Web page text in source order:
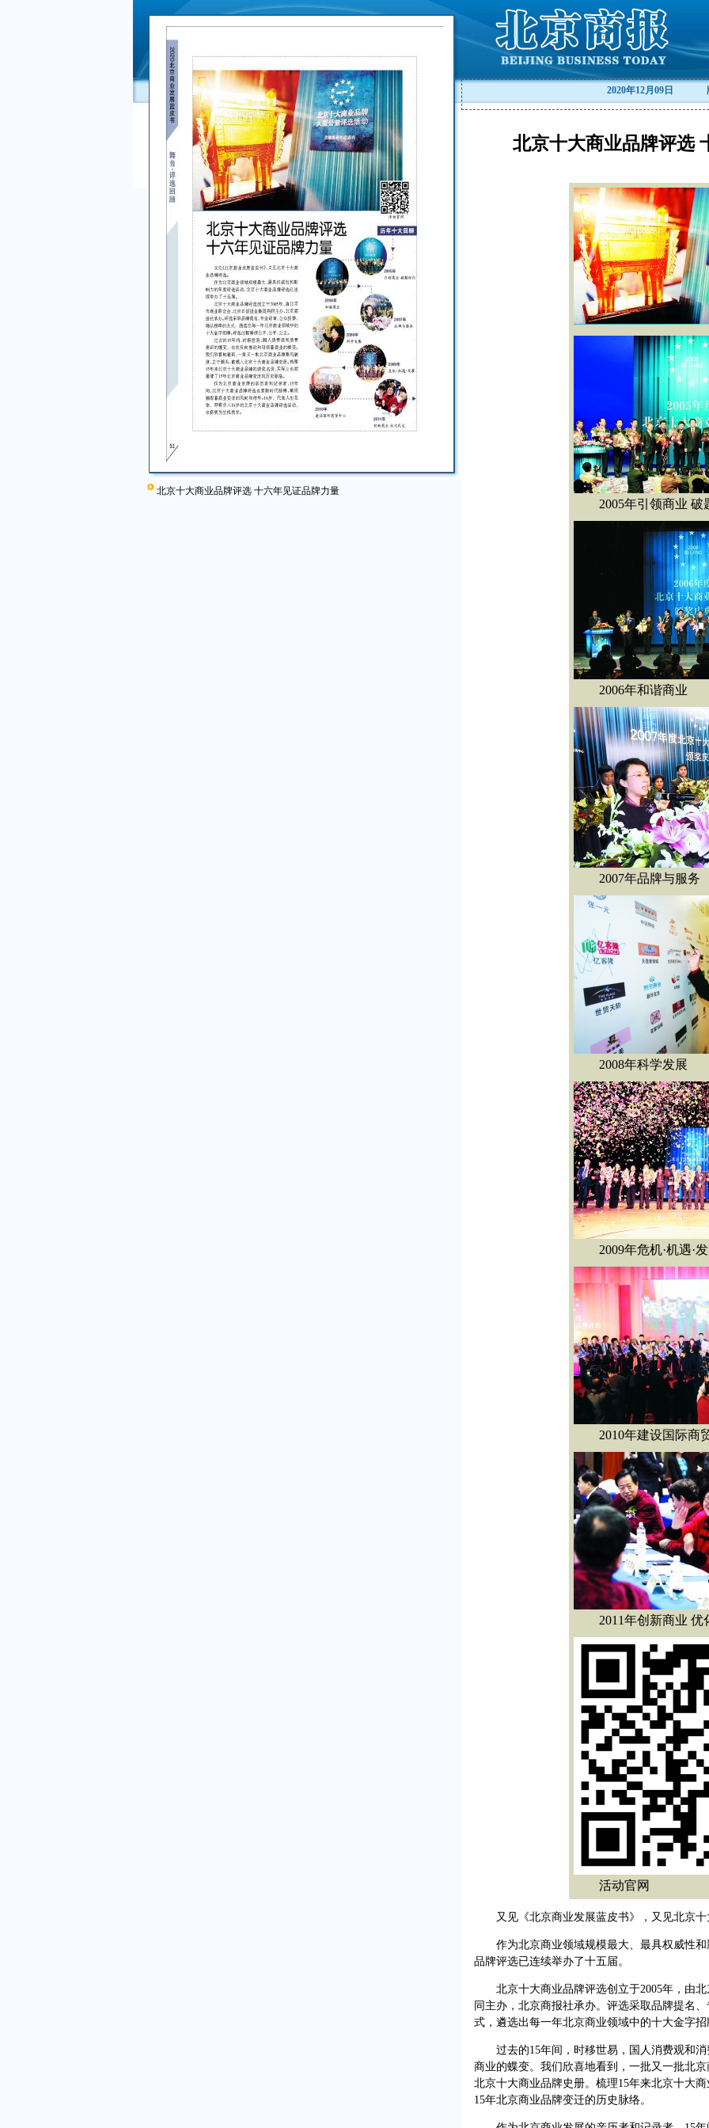
北京十大商业品牌评选 十六年见证品牌力量
2020年12月09日
北京十大商业品牌评选
2005年引领商业 破
2006年和谐商业
2007年品牌与服务
2008年科学发展
2009年危机·机遇·
2010年建设国际商
2011年创新商业 优
活动官网
又见《北京商业发展蓝皮书》，又见北京十
作为北京商业领域规模最大、最具权威性和
品牌评选已连续举办了十五届。
北京十大商业品牌评选创立于2005年，由北
同主办，北京商报社承办。评选采取品牌提名
式，遴选出每一年北京商业领域中的十大金字
过去的15年间，时移世易，国人消费观和消
商业的蝶变。我们欣喜地看到，一批又一批北
北京十大商业品牌史册。梳理15年来北京十大
15年北京商业品牌变迁的历史脉络。